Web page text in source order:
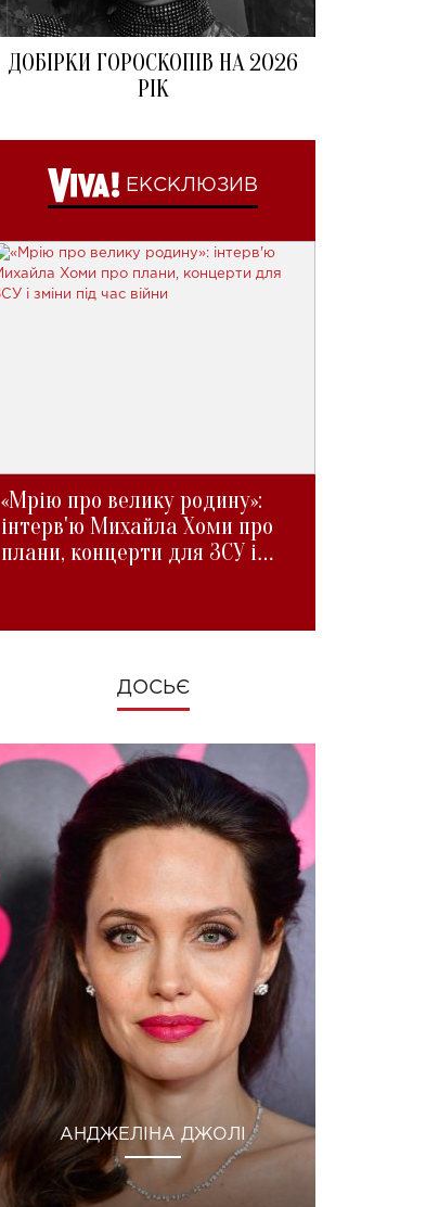
ДОБІРКИ ГОРОСКОПІВ НА 2026
РІК
ЕКСКЛЮЗИВ
«Мрію про велику родину»:
інтерв'ю Михайла Хоми про
плани, концерти для ЗСУ і
ДОСЬЄ
АНДЖЕЛІНА ДЖОЛІ